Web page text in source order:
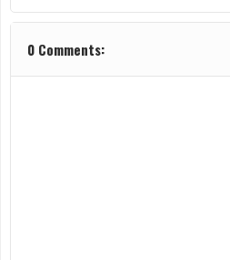
0 Comments: